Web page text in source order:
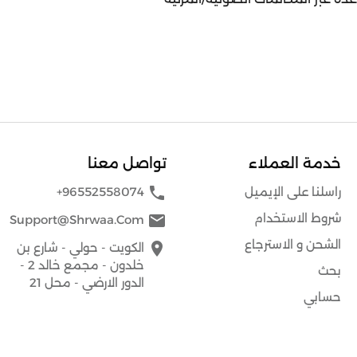
خدمة العملاء
راسلنا على الإيميل
شروط الاستخدام
الشحن و الاسترجاع
بحث
حسابي
تواصل معنا
phone
+96552558074
mail
Support@shrwaa.com
place الكويت - حولي - شارع بن
خلدون - مجمع خالد 2 -
الدور الارضي - محل 21